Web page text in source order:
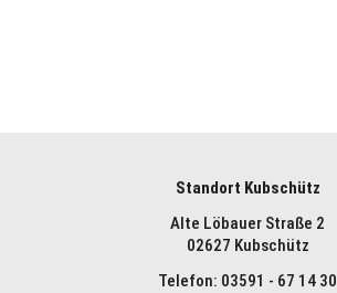
Standort Kubschütz
Alte Löbauer Straße 2
02627 Kubschütz
Telefon: 03591 - 67 14 30